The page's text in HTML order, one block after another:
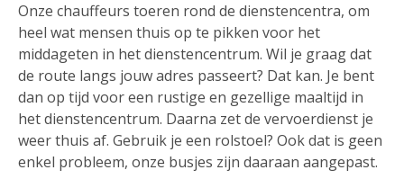
Onze chauffeurs toeren rond de dienstencentra, om
heel wat mensen thuis op te pikken voor het
middageten in het dienstencentrum. Wil je graag dat
de route langs jouw adres passeert? Dat kan. Je bent
dan op tijd voor een rustige en gezellige maaltijd in
het dienstencentrum. Daarna zet de vervoerdienst je
weer thuis af. Gebruik je een rolstoel? Ook dat is geen
enkel probleem, onze busjes zijn daaraan aangepast.